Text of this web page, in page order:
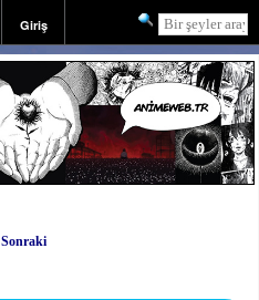
Giriş
Sonraki